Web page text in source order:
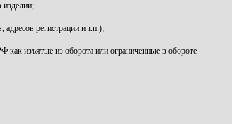
изделии;
регистрации и т.п.);
как изъятые из оборота или ограниченные в обороте